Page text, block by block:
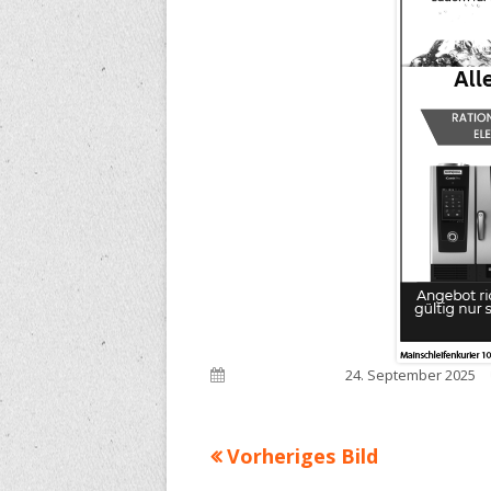
Veröffentlicht am24. September 2025
Vorheriges Bild